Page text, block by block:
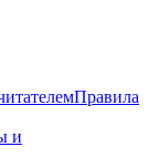
Правила
и